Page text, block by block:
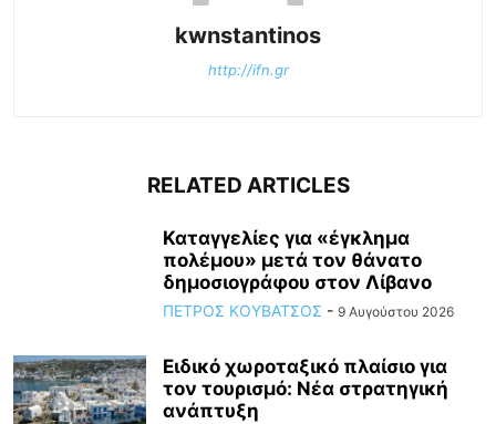
kwnstantinos
http://ifn.gr
RELATED ARTICLES
Καταγγελίες για «έγκλημα
πολέμου» μετά τον θάνατο
δημοσιογράφου στον Λίβανο
ΠΕΤΡΟΣ ΚΟΥΒΑΤΣΟΣ - 9 Αυγούστου 2026
Ειδικό χωροταξικό πλαίσιο για
τον τουρισμό: Νέα στρατηγική
ανάπτυξη